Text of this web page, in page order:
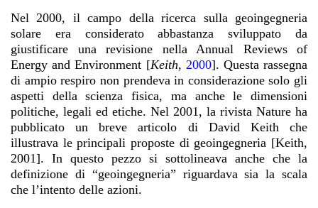
Nel 2000, il campo della ricerca sulla geoingegneria
solare era considerato abbastanza sviluppato da
giustificare una revisione nella Annual Reviews of
Energy and Environment [Keith, 2000]. Questa rassegna
di ampio respiro non prendeva in considerazione solo gli
aspetti della scienza fisica, ma anche le dimensioni
politiche, legali ed etiche. Nel 2001, la rivista Nature ha
pubblicato un breve articolo di David Keith che
illustrava le principali proposte di geoingegneria [Keith,
2001]. In questo pezzo si sottolineava anche che la
definizione di “geoingegneria” riguardava sia la scala
che l’intento delle azioni.